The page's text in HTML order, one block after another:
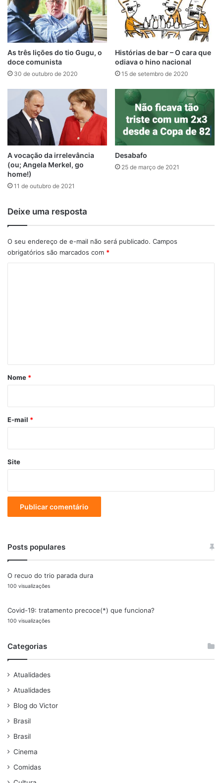
As três lições do tio Gugu, o
doce comunista
30 de outubro de 2020
Histórias de bar – O cara que
odiava o hino nacional
15 de setembro de 2020
A vocação da irrelevância
(ou; Angela Merkel, go
home!)
11 de outubro de 2021
Desabafo
25 de março de 2021
Deixe uma resposta
O seu endereço de e-mail não será publicado. Campos
obrigatórios são marcados com *
rNome *
E-mail *
Site
Posts populares
O recuo do trio parada dura
100 visualizações
Covid-19: tratamento precoce(*) que funciona?
100 visualizações
Categorias
Atualidades
Atualidades
Blog do Victor
Brasil
Brasil
Cinema
Comidas